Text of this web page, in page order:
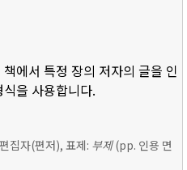
에서 특정 장의 저자의 글을 인
을 사용합니다.
집자(편저), 표제: 부제(pp. 인용 면